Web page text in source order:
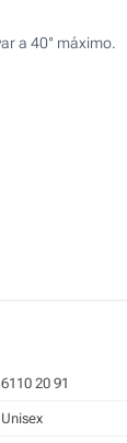
a 40° máximo.
6110 20 91
Unisex